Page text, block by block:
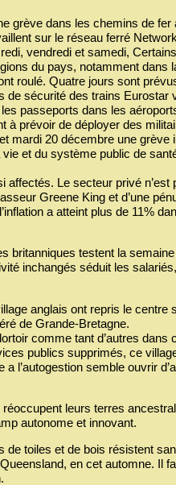
grève dans les chemins de
sur le réseau ferré
vendredi et samedi,
du pays, notamment dans
roulé. Quatre jours sont
de sécurité des trains Eurostar
passeports dans les
à prévoir de déployer des
mardi 20 décembre une grève
et du système public de
affectés. Le secteur privé
Greene King et d’une
a atteint plus de 11%
britanniques testent la
inchangés séduit les
anglais ont repris le centre
de Grande-Bretagne.
comme tant d’autres dans
publics supprimés, ce
l’autogestion semble ouvrir
leurs terres
autonome et innovant.
toiles et de bois résistent
en cet automne. Il